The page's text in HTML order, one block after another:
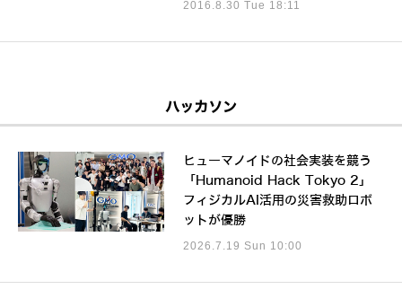
2016.8.30 Tue 18:11
ハッカソン
ヒューマノイドの社会実装を競う
「Humanoid Hack Tokyo 2」
フィジカルAI活用の災害救助ロボ
ットが優勝
2026.7.19 Sun 10:00